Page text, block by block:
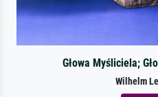
Głowa Myśliciela;
Wilhelm